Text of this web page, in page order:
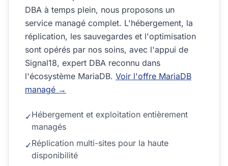
DBA à temps plein, nous proposons un
service managé complet. L'hébergement, la
réplication, les sauvegardes et l'optimisation
sont opérés par nos soins, avec l'appui de
Signal18, expert DBA reconnu dans
l'écosystème MariaDB. Voir l'offre MariaDB
managé →
✓Hébergement et exploitation entièrement
managés
✓Réplication multi-sites pour la haute
disponibilité